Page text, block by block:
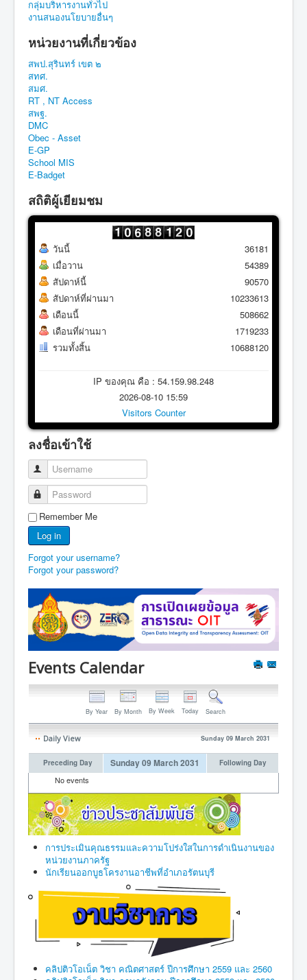
กลุ่มบริหารงานทั่วไป
งานสนองนโยบายอื่นๆ
หน่วยงานที่เกี่ยวข้อง
สพป.สุรินทร์ เขต ๒
สทศ.
สมศ.
RT , NT Access
สพฐ.
DMC
Obec - Asset
E-GP
School MIS
E-Badget
สถิติผู้เยียมชม
วันนี้
เมื่อวาน
สัปดาห์นี้
สัปดาห์ที่ผ่านมา
เดือนนี้
เดือนที่ผ่านมา
รวมทั้งสิ้น
36181
54389
90570
10233613
508662
1719233
10688120
IP ของคุณ คือ : 54.159.98.248
2026-08-10 15:59
Visitors Counter
ลงชื่อเข้าใช้
Username
Password
Remember Me
Log in
Forgot your username?
Forgot your password?
Events Calendar
By Year By Month By Week Today Search
Daily View Sunday 09 March 2031
Preceding Day Sunday 09 March 2031 Following Day
No events
การประเมินคุณธรรมและความโปร่งใสในการดำเนินงานของ
หน่วยงานภาครัฐ
นักเรียนออกบูธโครงานอาชีพที่อำเภอรัตนบุรี
คลิปติวโอเน็ต วิชา คณิตศาสตร์ ปีการศึกษา 2559 และ 2560